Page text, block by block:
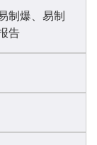
制爆、易制
告